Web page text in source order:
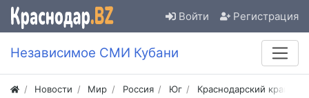
Войти Регистрация
Независимое СМИ Кубани
Новости Мир Россия Юг Краснодарский край